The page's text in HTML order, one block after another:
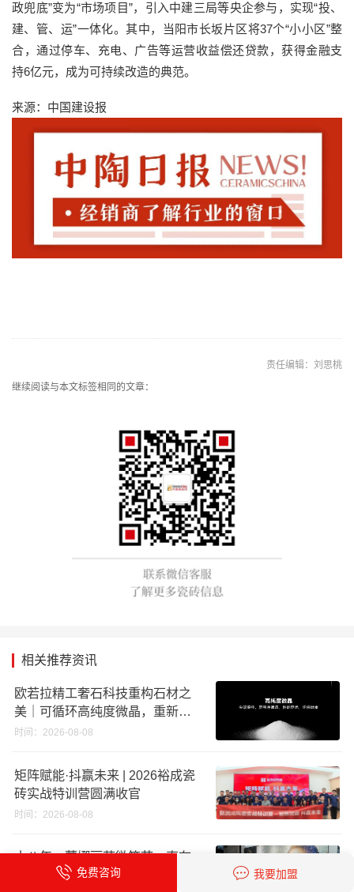
政兜底”变为“市场项目”，引入中建三局等央企参与，实现“投、
建、管、运”一体化。其中，当阳市长坂片区将37个“小小区”整
合，通过停车、充电、广告等运营收益偿还贷款，获得金融支
持6亿元，成为可持续改造的典范。
来源：中国建设报
责任编辑：刘思桃
继续阅读与本文标签相同的文章：
相关推荐资讯
欧若拉精工奢石科技重构石材之
美｜可循环高纯度微晶，重新定
义高端奢石原料
时间：2026-08-08
矩阵赋能·抖赢未来 | 2026裕成瓷
砖实战特训营圆满收官
时间：2026-08-08
十八年，蒙娜丽莎微笑节一直在
每个“家”的故事里
免费咨询 我要加盟